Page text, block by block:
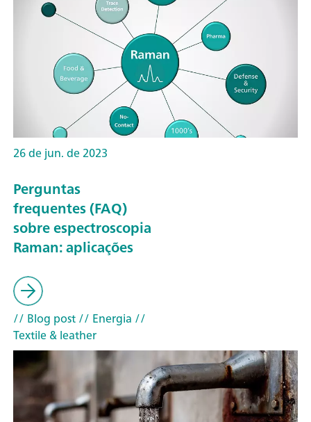
26 de jun. de 2023
Perguntas
frequentes (FAQ)
sobre espectroscopia
Raman: aplicações
// Blog post// Energia //
Textile & leather